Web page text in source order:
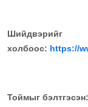
холбоос: https://
Тоймыг